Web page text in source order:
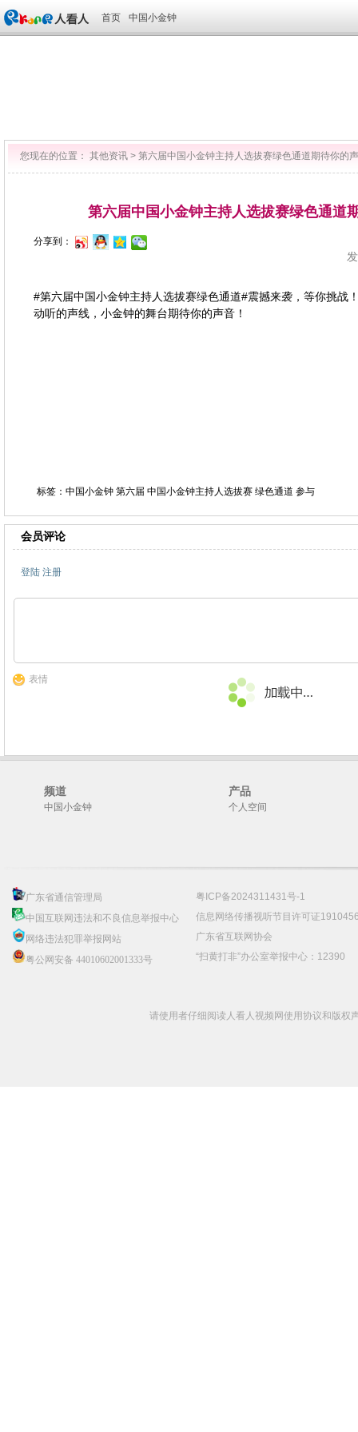
首页 中国小金钟
您现在的位置： 其他资讯 > 第六届中国小金钟主持人选拔赛绿色通道期待你的
第六届中国小金钟主持人选拔赛绿色通道
分享到：
#第六届中国小金钟主持人选拔赛绿色通道#震撼来袭，等你挑战
动听的声线，小金钟的舞台期待你的声音！
标签：中国小金钟 第六届 中国小金钟主持人选拔赛 绿色通道 参与
会员评论
登陆 注册
表情
频道
中国小金钟
产品
个人空间
广东省通信管理局
中国互联网违法和不良信息举报中心
网络违法犯罪举报网站
粤公网安备 44010602001333号
粤ICP备2024311431号-1
信息网络传播视听节目许可证
广东省互联网协会
“扫黄打非”办公室举报中心：12390
请使用者仔细阅读人看人视频网使用协议和版权